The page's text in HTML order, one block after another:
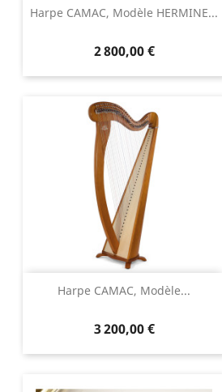
Harpe CAMAC, Modèle HERMINE...
2 800,00 €
Harpe CAMAC, Modèle...
3 200,00 €